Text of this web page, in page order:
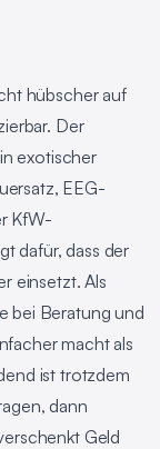
hübscher auf
Der
exotischer
EEG-
KfW-
dafür, dass der
einsetzt. Als
bei Beratung und
macht als
ist trotzdem
dann
Geld